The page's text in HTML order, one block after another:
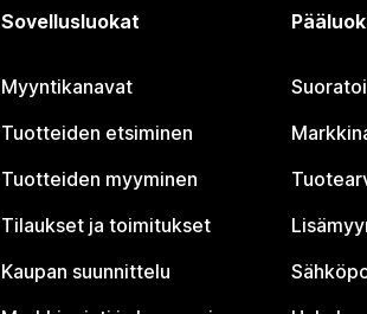
Sovellusluokat
Myyntikanavat
Tuotteiden etsiminen
Tuotteiden myyminen
Tilaukset ja toimitukset
Kaupan suunnittelu